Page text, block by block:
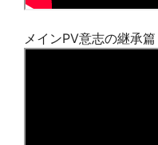
メインPV意志の継承篇